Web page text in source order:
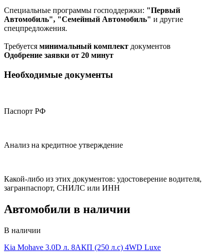
Специальные программы господдержки: "Первый
Автомобиль", "Семейный Автомобиль" и другие
спецпредложения.
Требуется минимальный комплект документов
Одобрение заявки от 20 минут
Необходимые документы
Паспорт РФ
Анализ на кредитное утверждение
Какой-либо из этих документов: удостоверение водителя,
загранпаспорт, СНИЛС или ИНН
Автомобили в наличии
В наличии
Kia Mohave 3.0D л. 8AКП (250 л.с) 4WD Luxe